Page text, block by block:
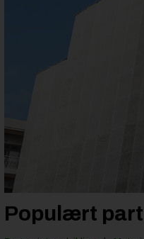
Populært